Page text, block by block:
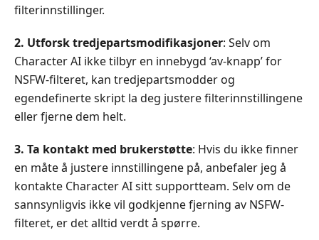
filterinnstillinger.
2. Utforsk tredjepartsmodifikasjoner: Selv om
Character AI ikke tilbyr en innebygd ‘av-knapp’ for
NSFW-filteret, kan tredjepartsmodder og
egendefinerte skript la deg justere filterinnstillingene
eller fjerne dem helt.
3. Ta kontakt med brukerstøtte: Hvis du ikke finner
en måte å justere innstillingene på, anbefaler jeg å
kontakte Character AI sitt supportteam. Selv om de
sannsynligvis ikke vil godkjenne fjerning av NSFW-
filteret, er det alltid verdt å spørre.